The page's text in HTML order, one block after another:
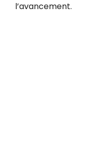
l’avancement.